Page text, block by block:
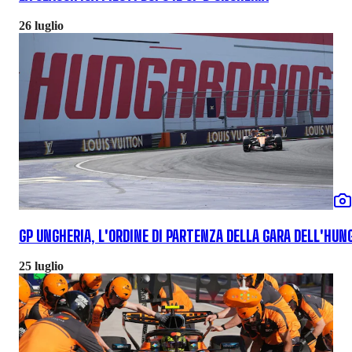
26 luglio
GP UNGHERIA, L'ORDINE DI PARTENZA DELLA GARA
25 luglio